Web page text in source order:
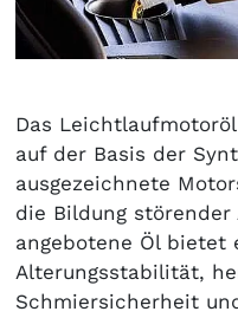
Das
auf der Basis der
ausgezeichnete
die Bildung störender
angebotene Öl bietet
Alterungsstabilität,
Schmiersicherheit